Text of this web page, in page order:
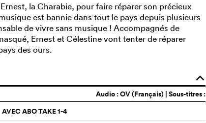
la Charabie, pour faire réparer son précieux
est bannie dans tout le pays depuis plusieurs
de vivre sans musique ! Accompagnés de
Ernest et Célestine vont tenter de réparer
des ours.
o
Audio :OV (Français) | Sous-titres :
AVEC ABO TAKE 1-4